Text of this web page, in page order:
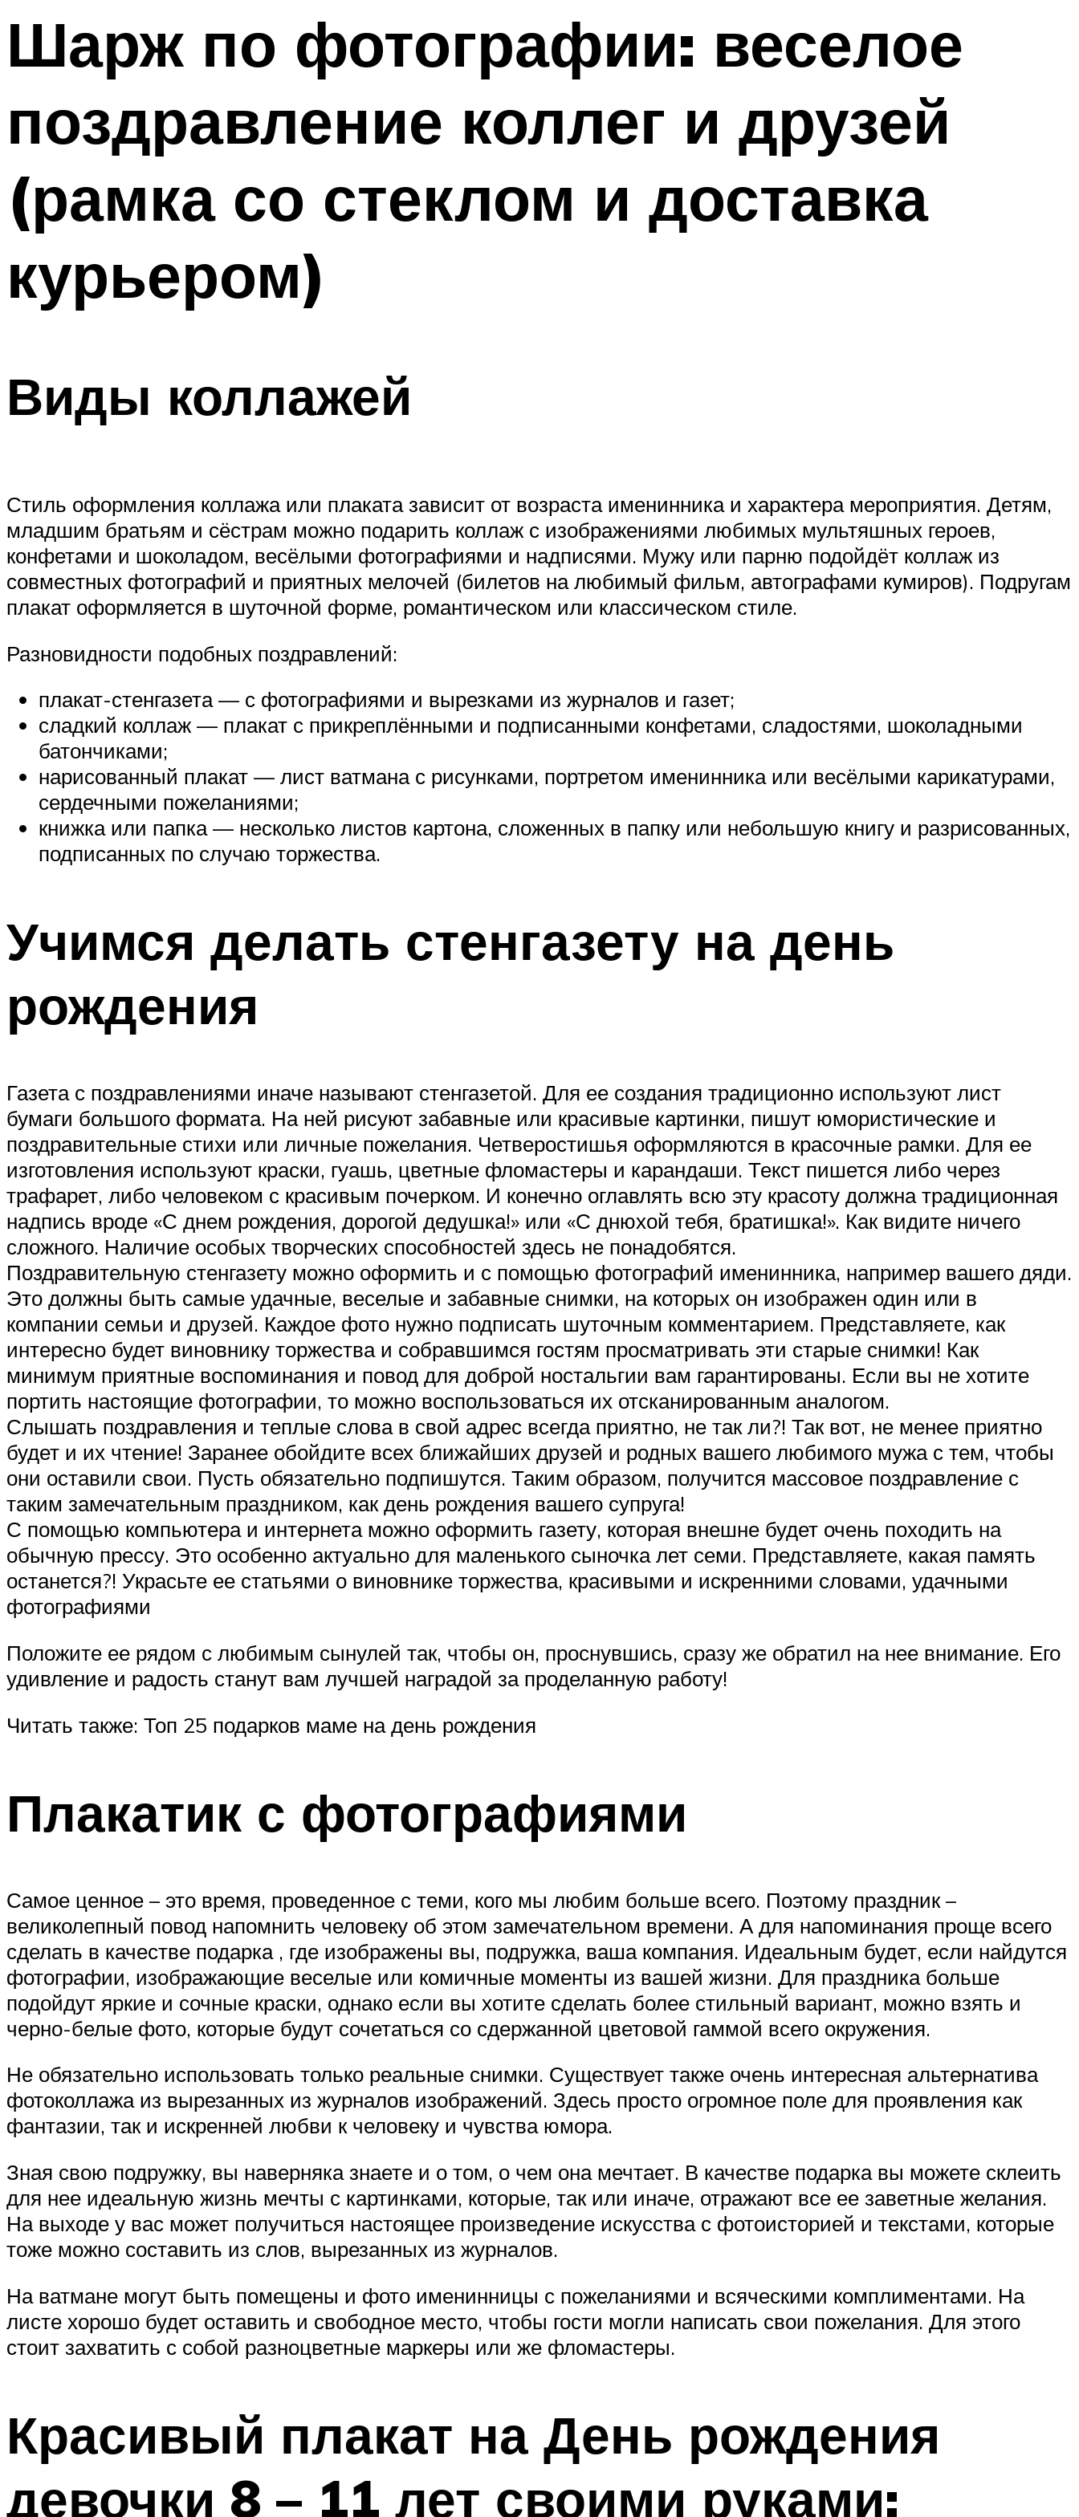
Меню
Шарж по фотографии: веселое
поздравление коллег и друзей
(рамка со стеклом и доставка
курьером)
Виды коллажей
Стиль оформления коллажа или плаката зависит от возраста именинника и характера мероприятия. Детям,
младшим братьям и сёстрам можно подарить коллаж с изображениями любимых мультяшных героев,
конфетами и шоколадом, весёлыми фотографиями и надписями. Мужу или парню подойдёт коллаж из
совместных фотографий и приятных мелочей (билетов на любимый фильм, автографами кумиров). Подругам
плакат оформляется в шуточной форме, романтическом или классическом стиле.
Разновидности подобных поздравлений:
плакат-стенгазета — с фотографиями и вырезками из журналов и газет;
сладкий коллаж — плакат с прикреплёнными и подписанными конфетами, сладостями, шоколадными
батончиками;
нарисованный плакат — лист ватмана с рисунками, портретом именинника или весёлыми карикатурами,
сердечными пожеланиями;
книжка или папка — несколько листов картона, сложенных в папку или небольшую книгу и разрисованных,
подписанных по случаю торжества.
Учимся делать стенгазету на день
рождения
Газета с поздравлениями иначе называют стенгазетой. Для ее создания традиционно используют лист
бумаги большого формата. На ней рисуют забавные или красивые картинки, пишут юмористические и
поздравительные стихи или личные пожелания. Четверостишья оформляются в красочные рамки. Для ее
изготовления используют краски, гуашь, цветные фломастеры и карандаши. Текст пишется либо через
трафарет, либо человеком с красивым почерком. И конечно оглавлять всю эту красоту должна традиционная
надпись вроде «С днем рождения, дорогой дедушка!» или «С днюхой тебя, братишка!». Как видите ничего
сложного. Наличие особых творческих способностей здесь не понадобятся.
Поздравительную стенгазету можно оформить и с помощью фотографий именинника, например вашего дяди.
Это должны быть самые удачные, веселые и забавные снимки, на которых он изображен один или в
компании семьи и друзей. Каждое фото нужно подписать шуточным комментарием. Представляете, как
интересно будет виновнику торжества и собравшимся гостям просматривать эти старые снимки! Как
минимум приятные воспоминания и повод для доброй ностальгии вам гарантированы. Если вы не хотите
портить настоящие фотографии, то можно воспользоваться их отсканированным аналогом.
Слышать поздравления и теплые слова в свой адрес всегда приятно, не так ли?! Так вот, не менее приятно
будет и их чтение! Заранее обойдите всех ближайших друзей и родных вашего любимого мужа с тем, чтобы
они оставили свои. Пусть обязательно подпишутся. Таким образом, получится массовое поздравление с
таким замечательным праздником, как день рождения вашего супруга!
С помощью компьютера и интернета можно оформить газету, которая внешне будет очень походить на
обычную прессу. Это особенно актуально для маленького сыночка лет семи. Представляете, какая память
останется?! Украсьте ее статьями о виновнике торжества, красивыми и искренними словами, удачными
фотографиями
Положите ее рядом с любимым сынулей так, чтобы он, проснувшись, сразу же обратил на нее внимание. Его
удивление и радость станут вам лучшей наградой за проделанную работу!
Читать также: Топ 25 подарков маме на день рождения
Плакатик с фотографиями
Самое ценное – это время, проведенное с теми, кого мы любим больше всего. Поэтому праздник –
великолепный повод напомнить человеку об этом замечательном времени. А для напоминания проще всего
сделать в качестве подарка , где изображены вы, подружка, ваша компания. Идеальным будет, если найдутся
фотографии, изображающие веселые или комичные моменты из вашей жизни. Для праздника больше
подойдут яркие и сочные краски, однако если вы хотите сделать более стильный вариант, можно взять и
черно-белые фото, которые будут сочетаться со сдержанной цветовой гаммой всего окружения.
Не обязательно использовать только реальные снимки. Существует также очень интересная альтернатива
фотоколлажа из вырезанных из журналов изображений. Здесь просто огромное поле для проявления как
фантазии, так и искренней любви к человеку и чувства юмора.
Зная свою подружку, вы наверняка знаете и о том, о чем она мечтает. В качестве подарка вы можете склеить
для нее идеальную жизнь мечты с картинками, которые, так или иначе, отражают все ее заветные желания.
На выходе у вас может получиться настоящее произведение искусства с фотоисторией и текстами, которые
тоже можно составить из слов, вырезанных из журналов.
На ватмане могут быть помещены и фото именинницы с пожеланиями и всяческими комплиментами. На
листе хорошо будет оставить и свободное место, чтобы гости могли написать свои пожелания. Для этого
стоит захватить с собой разноцветные маркеры или же фломастеры.
Красивый плакат на День рождения
девочки 8 – 11 лет своими руками: